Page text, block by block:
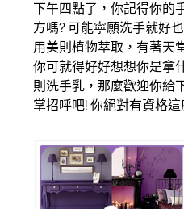
下午四點了，你記得你的
方嗎? 可能寧願洗手就好
用美則植物萃取，有著天
你可就得好好想想你是拿
則洗手乳，那麼歡迎你給
掌招呼吧! 你絕對有資格這